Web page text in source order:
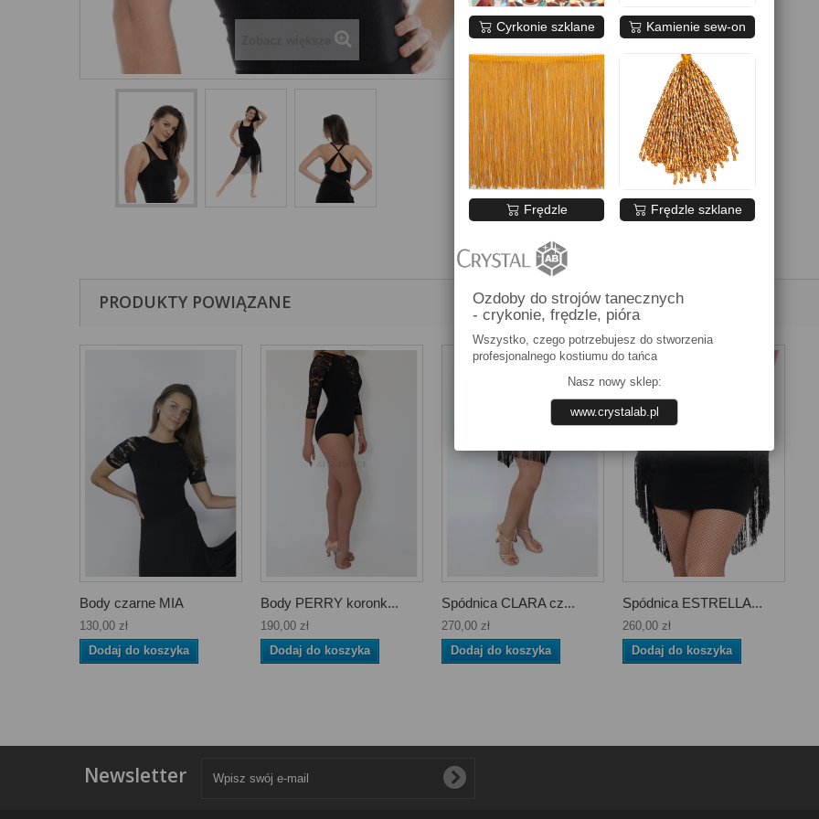
PRODUKTY POWIĄZANE
Body czarne MIA
130,00 zł
Dodaj do koszyka
Body PERRY koronk...
190,00 zł
Dodaj do koszyka
Spódnica CLARA cz...
270,00 zł
Dodaj do koszyka
Spódnica ESTRELLA...
260,00 zł
Dodaj do koszyka
Newsletter
Cyrkonie szklane Kamienie sew-on
Frędzle Frędzle szklane
Ozdoby do strojów tanecznych
- crykonie, frędzle, pióra
Wszystko, czego potrzebujesz do stworzenia
profesjonalnego kostiumu do tańca
Nasz nowy sklep:
www.crystalab.pl